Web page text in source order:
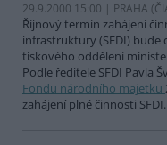
29.9.2000 15:00 | PRAHA (
Říjnový termín zahájení
infrastruktury (SFDI) bude
tiskového oddělení
Podle ředitele SFDI Pavla
Fondu národního majetku
zahájení plné činnosti SFDI.